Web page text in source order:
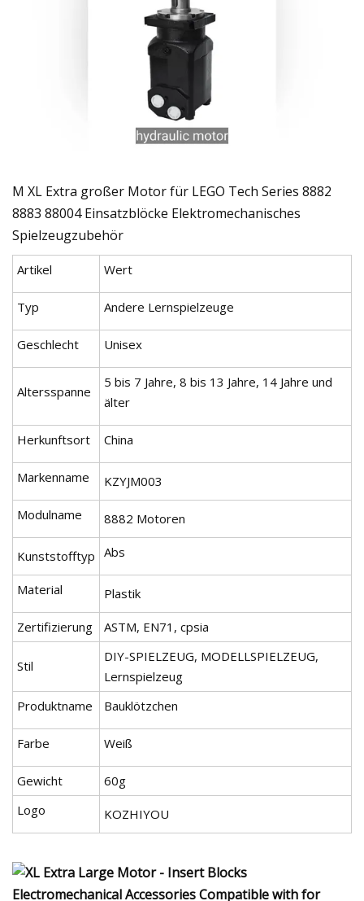
M XL Extra großer Motor für LEGO Tech Series 8882
8883 88004 Einsatzblöcke Elektromechanisches
Spielzeugzubehör
Artikel Wert
Typ Andere Lernspielzeuge
Geschlecht Unisex
Altersspanne
5 bis 7 Jahre, 8 bis 13 Jahre, 14 Jahre und
älter
Herkunftsort China
Markenname KZYJM003
Modulname 8882 Motoren
Kunststofftyp Abs
Material Plastik
Zertifizierung ASTM, EN71, cpsia
Stil
DIY-SPIELZEUG, MODELLSPIELZEUG,
Lernspielzeug
Produktname
Bauklötzchen
Farbe Weiß
Gewicht
60g
Logo
KOZHIYOU